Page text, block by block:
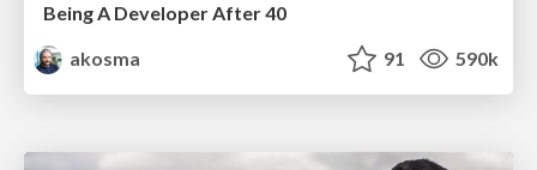
Being A Developer After 40
akosma
91 590k